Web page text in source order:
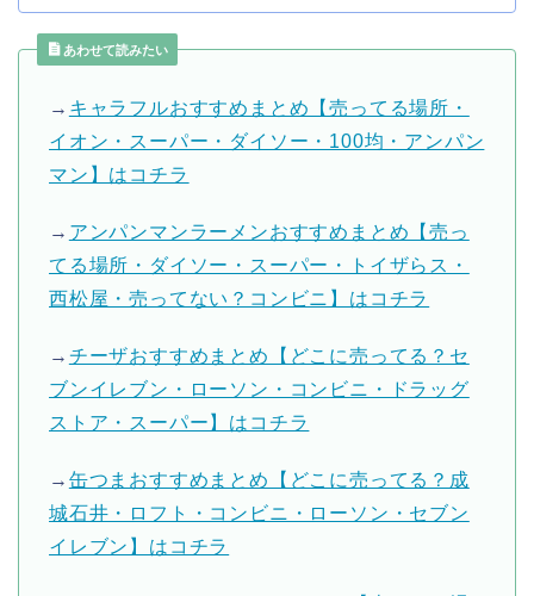
あわせて読みたい
→ キャラフルおすすめまとめ【売ってる場所・
イオン・スーパー・ダイソー・100均・アンパン
マン】はコチラ
→ アンパンマンラーメンおすすめまとめ【売っ
てる場所・ダイソー・スーパー・トイザらス・
西松屋・売ってない？コンビニ】はコチラ
→ チーザおすすめまとめ【どこに売ってる？セ
ブンイレブン・ローソン・コンビニ・ドラッグ
ストア・スーパー】はコチラ
→ 缶つまおすすめまとめ【どこに売ってる？成
城石井・ロフト・コンビニ・ローソン・セブン
イレブン】はコチラ